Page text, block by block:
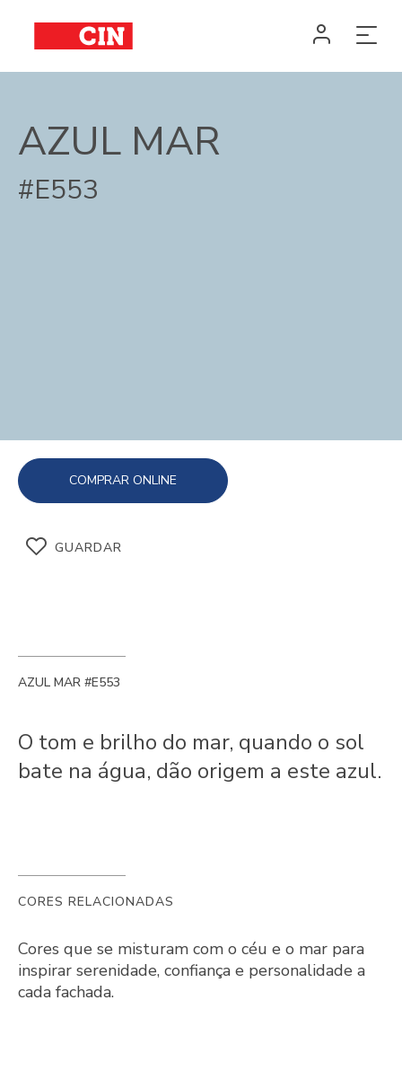
AZUL MAR
#E553
COMPRAR ONLINE
GUARDAR
AZUL MAR #E553
O tom e brilho do mar, quando o sol
bate na água, dão origem a este azul.
CORES RELACIONADAS
Cores que se misturam com o céu e o mar para
inspirar serenidade, confiança e personalidade a
cada fachada.